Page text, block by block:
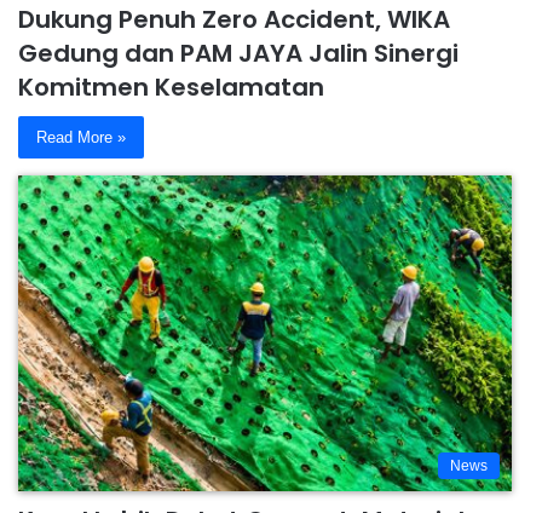
Dukung Penuh Zero Accident, WIKA
Gedung dan PAM JAYA Jalin Sinergi
Komitmen Keselamatan
Read More »
News